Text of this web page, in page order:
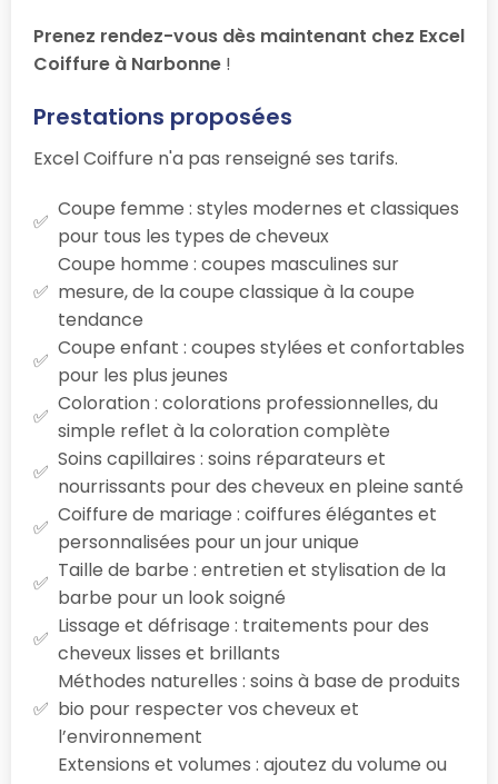
Prenez rendez-vous dès maintenant chez Excel
Coiffure à Narbonne !
Prestations proposées
Excel Coiffure n'a pas renseigné ses tarifs.
Coupe femme : styles modernes et classiques
pour tous les types de cheveux
Coupe homme : coupes masculines sur
mesure, de la coupe classique à la coupe
tendance
Coupe enfant : coupes stylées et confortables
pour les plus jeunes
Coloration : colorations professionnelles, du
simple reflet à la coloration complète
Soins capillaires : soins réparateurs et
nourrissants pour des cheveux en pleine santé
Coiffure de mariage : coiffures élégantes et
personnalisées pour un jour unique
Taille de barbe : entretien et stylisation de la
barbe pour un look soigné
Lissage et défrisage : traitements pour des
cheveux lisses et brillants
Méthodes naturelles : soins à base de produits
bio pour respecter vos cheveux et
l’environnement
Extensions et volumes : ajoutez du volume ou